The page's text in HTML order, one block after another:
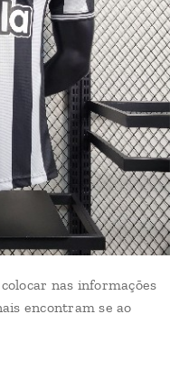
nas informações
encontram se ao